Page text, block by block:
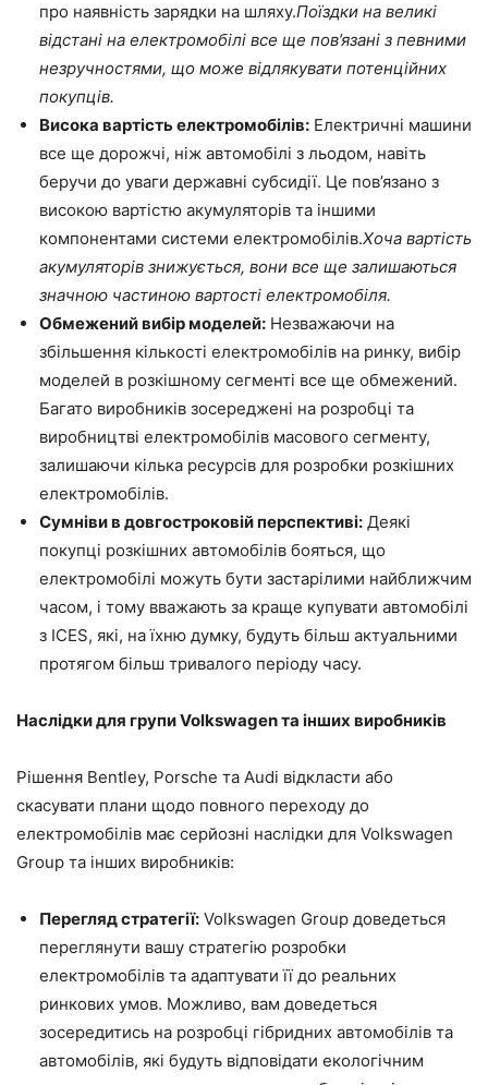
про наявність зарядки на шляху.Поїздки на великі
відстані на електромобілі все ще пов’язані з певними
незручностями, що може відлякувати потенційних
покупців.
Висока вартість електромобілів: Електричні машини
все ще дорожчі, ніж автомобілі з льодом, навіть
беручи до уваги державні субсидії. Це пов’язано з
високою вартістю акумуляторів та іншими
компонентами системи електромобілів.Хоча вартість
акумуляторів знижується, вони все ще залишаються
значною частиною вартості електромобіля.
Обмежений вибір моделей: Незважаючи на
збільшення кількості електромобілів на ринку, вибір
моделей в розкішному сегменті все ще обмежений.
Багато виробників зосереджені на розробці та
виробництві електромобілів масового сегменту,
залишаючи кілька ресурсів для розробки розкішних
електромобілів.
Сумніви в довгостроковій перспективі: Деякі
покупці розкішних автомобілів бояться, що
електромобілі можуть бути застарілими найближчим
часом, і тому вважають за краще купувати автомобілі
з ICES, які, на їхню думку, будуть більш актуальними
протягом більш тривалого періоду часу.
Наслідки для групи Volkswagen та інших виробників
Рішення Bentley, Porsche та Audi відкласти або
скасувати плани щодо повного переходу до
електромобілів має серйозні наслідки для Volkswagen
Group та інших виробників:
Перегляд стратегії: Volkswagen Group доведеться
переглянути вашу стратегію розробки
електромобілів та адаптувати її до реальних
ринкових умов. Можливо, вам доведеться
зосередитись на розробці гібридних автомобілів та
автомобілів, які будуть відповідати екологічним